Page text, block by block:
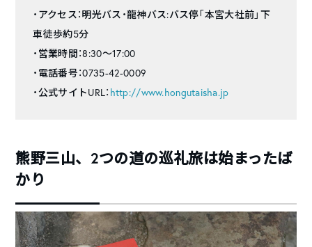
・アクセス：明光バス・龍神バス:バス停「本宮大社前」下
車徒歩約5分
・営業時間：8:30〜17:00
・電話番号：0735-42-0009
・公式サイトURL： http://www.hongutaisha.jp
熊野三山、2つの道の巡礼旅は始まったば
かり